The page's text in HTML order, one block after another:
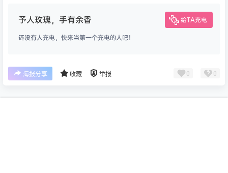
予人玫瑰，手有余香 给TA充电
还没有人充电，快来当第一个充电的人吧！
海报分享 收藏 举报 0 0